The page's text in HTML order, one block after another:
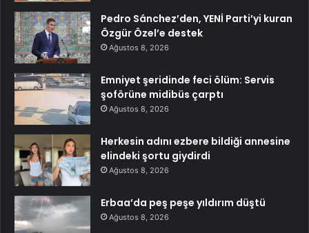
Pedro Sánchez’den, YENİ Parti’yi kuran
Özgür Özel’e destek
Ağustos 8, 2026
Emniyet şeridinde feci ölüm: Servis
şoförüne midibüs çarptı
Ağustos 8, 2026
Herkesin adını ezbere bildiği annesine
elindeki şortu giydirdi
Ağustos 8, 2026
Erbaa’da peş peşe yıldırım düştü
Ağustos 8, 2026